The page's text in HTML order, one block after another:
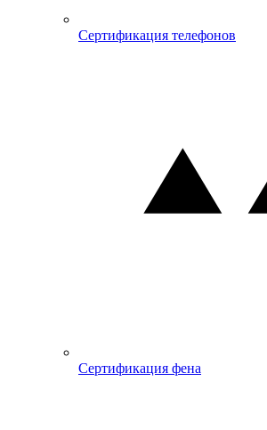
Сертификация телефонов
Сертификация фена